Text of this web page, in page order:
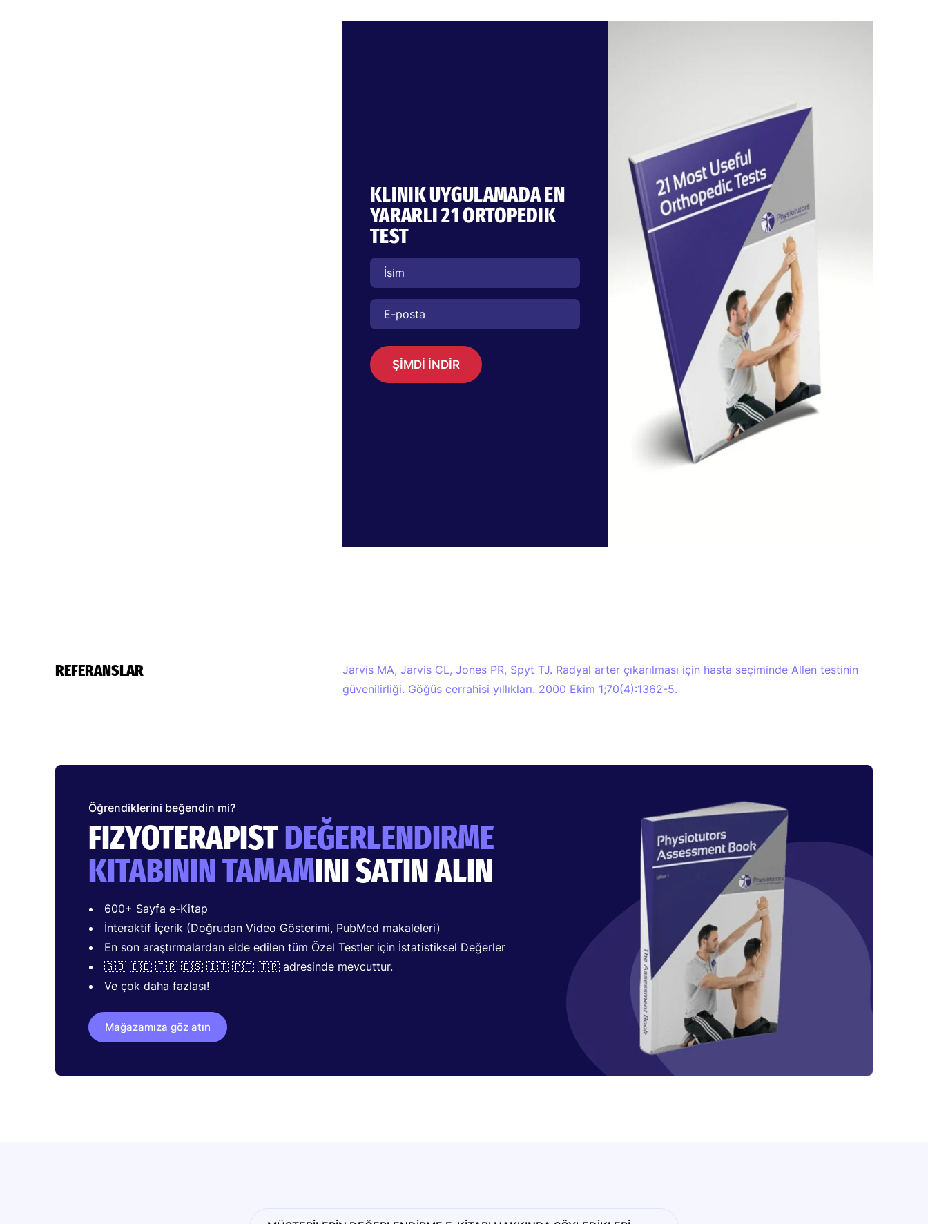
KLINIK UYGULAMADA EN
YARARLI 21 ORTOPEDIK
TEST
ŞİMDİ İNDİR
REFERANSLAR
Jarvis MA, Jarvis CL, Jones PR, Spyt TJ. Radyal arter çıkarılması için hasta seçiminde Allen testinin
güvenilirliği. Göğüs cerrahisi yıllıkları. 2000 Ekim 1;70(4):1362-5.
Öğrendiklerini beğendin mi?
FIZYOTERAPISTDEĞERLENDIRME
KITABININ TAMAMINI SATIN ALIN
600+ Sayfa e-Kitap
İnteraktif İçerik (Doğrudan Video Gösterimi, PubMed makaleleri)
En son araştırmalardan elde edilen tüm Özel Testler için İstatistiksel Değerler
🇬🇧 🇩🇪 🇫🇷 🇪🇸 🇮🇹 🇵🇹 🇹🇷 adresinde mevcuttur.
Ve çok daha fazlası!
Mağazamıza göz atın